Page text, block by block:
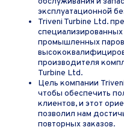
эксплуатационной
Triveni Turbine Ltd.
промышленных
производителя
Turbine Ltd.
Цель компании
чтобы обеспечить
клиентов, и этот
позволил нам
повторных заказов.